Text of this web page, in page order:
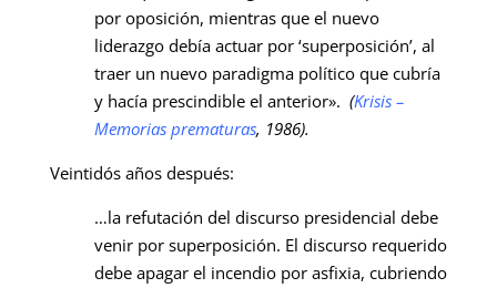
por oposición, mientras que el nuevo
liderazgo debía actuar por ‘superposición’, al
traer un nuevo paradigma político que cubría
y hacía prescindible el anterior». (Krisis –
Memorias prematuras, 1986).
Veintidós años después:
…la refutación del discurso presidencial debe
venir por superposición. El discurso requerido
debe apagar el incendio por asfixia, cubriendo